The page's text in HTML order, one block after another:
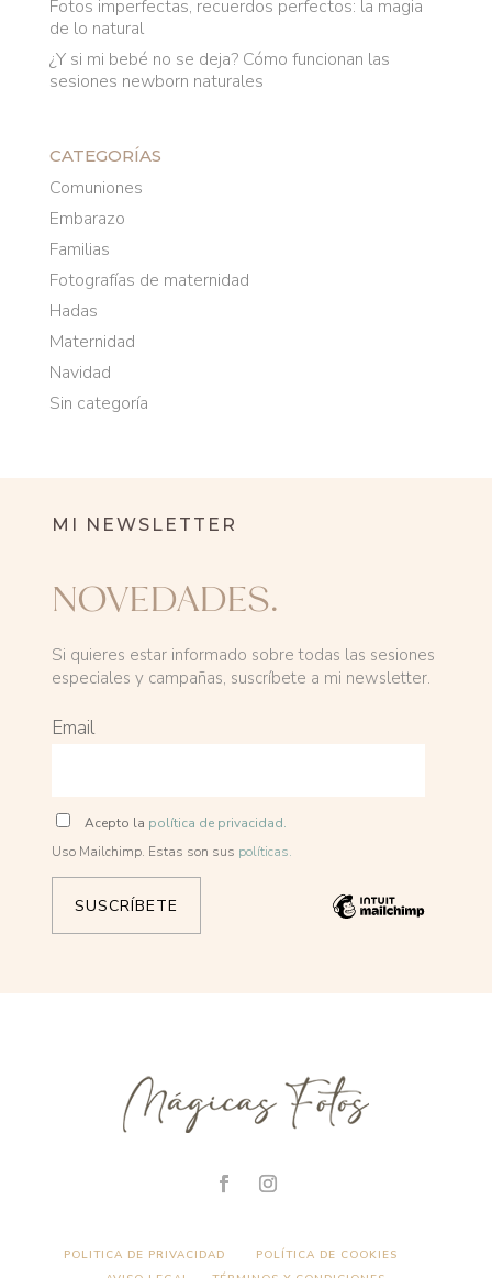
Fotos imperfectas, recuerdos perfectos: la magia
de lo natural
¿Y si mi bebé no se deja? Cómo funcionan las
sesiones newborn naturales
CATEGORÍAS
Comuniones
Embarazo
Familias
Fotografías de maternidad
Hadas
Maternidad
Navidad
Sin categoría
MI NEWSLETTER
NOVEDADES.
Si quieres estar informado sobre todas las sesiones
especiales y campañas, suscríbete a mi newsletter.
Email
Acepto la política de privacidad.
Uso Mailchimp. Estas son sus políticas.
POLITICA DE PRIVACIDAD
POLÍTICA DE COOKIES